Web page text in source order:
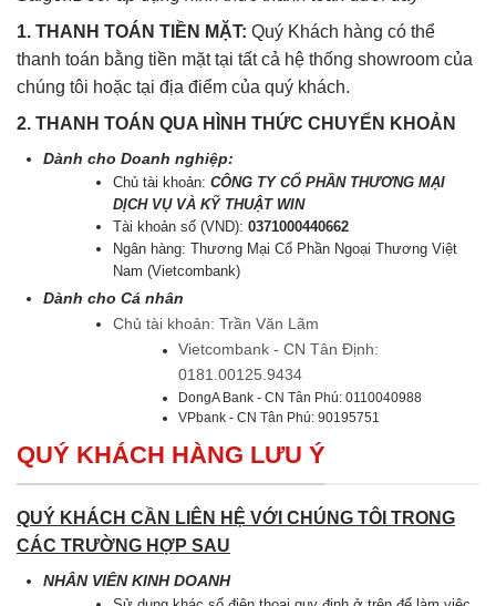
1. THANH TOÁN TIỀN MẶT: Quý Khách hàng có thể
thanh toán bằng tiền mặt tại tất cả hệ thống showroom của
chúng tôi hoặc tại địa điểm của quý khách.
2. THANH TOÁN QUA HÌNH THỨC CHUYỂN KHOẢN
Dành cho Doanh nghiệp:
Chủ tài khoản:CÔNG TY CỔ PHẦN THƯƠNG MẠI
DỊCH VỤ VÀ KỸ THUẬT WIN
Tài khoản số (VND):0371000440662
Ngân hàng: Thương Mại Cổ Phần Ngoại Thương Việt
Nam (Vietcombank)
Dành cho Cá nhân
Chủ tài khoản: Trần Văn Lãm
Vietcombank - CN Tân Định:
0181.00125.9434
DongA Bank - CN Tân Phú: 0110040988
VPbank - CN Tân Phú: 90195751
QUÝ KHÁCH HÀNG LƯU Ý
QUÝ KHÁCH CẦN LIÊN HỆ VỚI CHÚNG TÔI TRONG
CÁC TRƯỜNG HỢP SAU
NHÂN VIÊN KINH DOANH